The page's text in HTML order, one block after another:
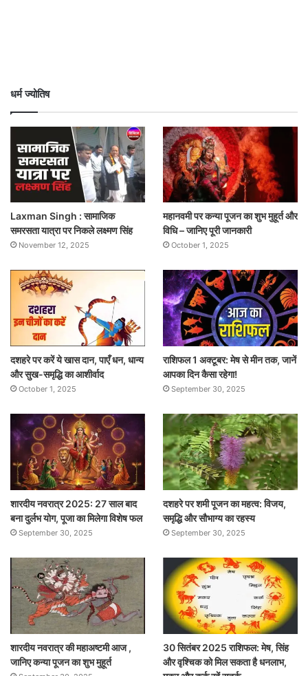
धर्म ज्योतिष
Laxman Singh : सामाजिक
समरसता यात्रा पर निकले लक्ष्मण सिंह
November 12, 2025
महानवमी पर कन्या पूजन का शुभ मुहूर्त और
विधि – जानिए पूरी जानकारी
October 1, 2025
दशहरे पर करें ये खास दान, पाएँ धन, धान्य
और सुख-समृद्धि का आशीर्वाद
October 1, 2025
राशिफल 1 अक्टूबर: मेष से मीन तक, जानें
आपका दिन कैसा रहेगा!
September 30, 2025
शारदीय नवरात्र 2025: 27 साल बाद
बना दुर्लभ योग, पूजा का मिलेगा विशेष फल
September 30, 2025
दशहरे पर शमी पूजन का महत्व: विजय,
समृद्धि और सौभाग्य का रहस्य
September 30, 2025
शारदीय नवरात्र की महाअष्टमी आज ,
जानिए कन्या पूजन का शुभ मुहूर्त
30 सितंबर 2025 राशिफल: मेष, सिंह
और वृश्चिक को मिल सकता है धनलाभ,